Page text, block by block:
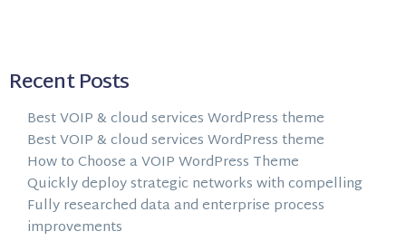
Recent Posts
Best VOIP & cloud services WordPress theme
Best VOIP & cloud services WordPress theme
How to Choose a VOIP WordPress Theme
Quickly deploy strategic networks with compelling
Fully researched data and enterprise process
improvements